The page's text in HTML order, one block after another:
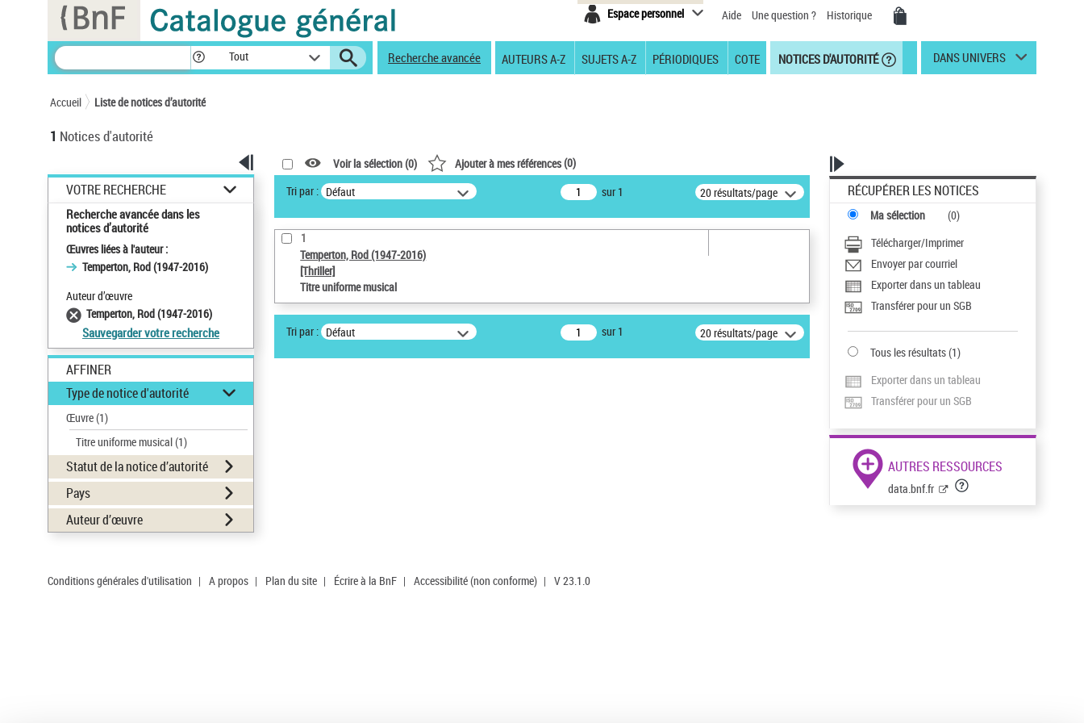
Espace personnel Aide Une question ? Historique
Tout Recherche avancée AUTEURS A-Z SUJETS A-Z PÉRIODIQUES COTE NOTICES D'AUTORITÉ DANS UNIVERS
Accueil Liste de notices d’autorité
1 Notices d'autorité
VOTRE RECHERCHE
Recherche avancée dans les
notices d’autorité
Œuvres liées à l'auteur :
Temperton, Rod (1947-2016)
Auteur d’œuvre
Temperton, Rod (1947-2016)
Sauvegarder votre recherche
AFFINER
Type de notice d'autorité
Œuvre(1)
Titre uniforme musical(1)
Statut de la notice d’autorité
Pays
Auteur d’œuvre
Voir la sélection (0) Ajouter à mes références(0)
Tri par : Défaut sur 1 20 résultats/page
1
Temperton, Rod (1947-2016)
[Thriller]
Titre uniforme musical
Tri par : Défaut sur 1 20 résultats/page
RÉCUPÉRER LES NOTICES
Ma sélection (0)
Télécharger/Imprimer
Envoyer par courriel
Exporter dans un tableau
Transférer pour un SGB
Tous les résultats(1)
Exporter dans un tableau
Transférer pour un SGB
AUTRES RESSOURCES
data.bnf.fr
Conditions générales d'utilisation | A propos | Plan du site | Écrire à la BnF | Accessibilité (non conforme) | V 23.1.0
Panneau de gestion des cookies